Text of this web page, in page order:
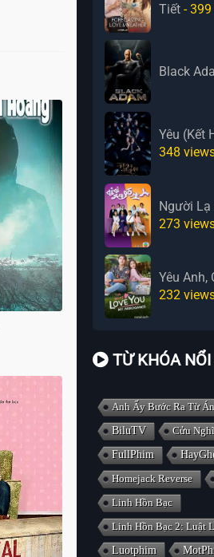
Tiết - 399
Black
Yêu (Kết
348
Người Lạ
273
Yêu Anh,
232
TỪ KHÓA
Anh Ấy Bước Ra Từ
BiluTV
Cửu
FullPhim
Homejack Reverse
Linh Hồn Bạc
Linh Hồn Bạc 2: Luật
Luotphim